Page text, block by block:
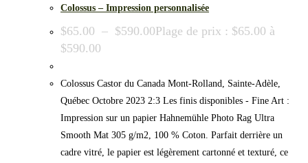
Colossus – Impression personnalisée
$65.00 – $590.00Plage de prix : $65.00 à
$590.00
Colossus Castor du Canada Mont-Rolland, Sainte-Adèle,
Québec Octobre 2023 2:3 Les finis disponibles - Fine Art :
Impression sur un papier Hahnemühle Photo Rag Ultra
Smooth Mat 305 g/m2, 100 % Coton. Parfait derrière un
cadre vitré, le papier est légèrement cartonné et texturé, ce